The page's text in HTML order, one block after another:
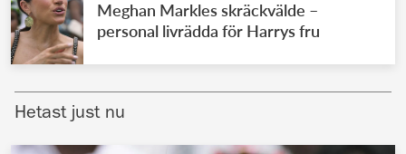
UTLÄNDSKT
VÄRLDENS KUNGAHUS
Brittiska kungahuset
Meghan Markles skräckvälde –
personal livrädda för Harrys fru
Hetast just nu